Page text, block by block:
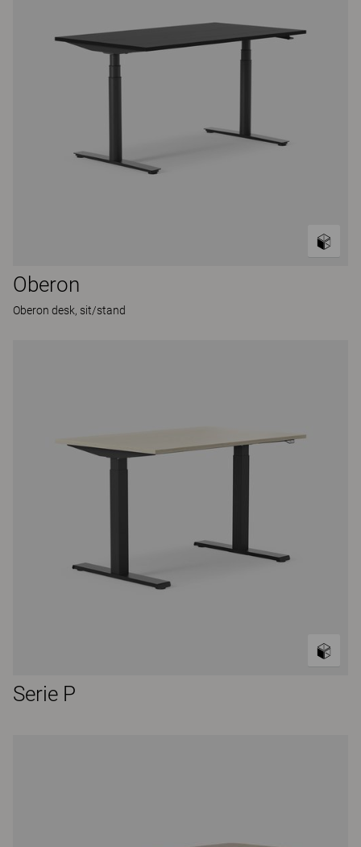
Oberon
Oberon desk, sit/stand
Serie P